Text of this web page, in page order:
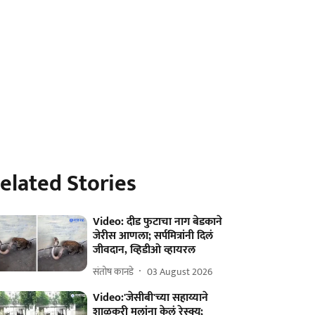
Stories
Video: दीड फुटाचा नाग बेडकाने
जेरीस आणला; सर्पमित्रांनी दिलं
जीवदान, व्हिडीओ व्हायरल
संतोष कानडे 03 August 2026
Video:'जेसीबी'च्या सहाय्याने